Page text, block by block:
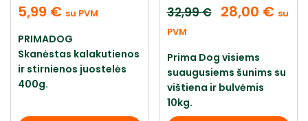
5,99 € su PVM
PRIMADOG
Skanėstas kalakutienos
ir stirnienos juostelės
400g.
32,99€ 28,00 € su
PVM
Prima Dog visiems
suaugusiems šunims su
vištiena ir bulvėmis
10kg.